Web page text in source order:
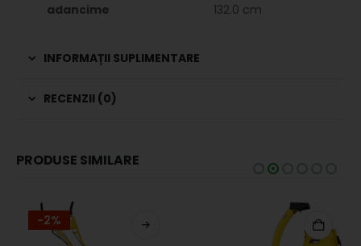
adancime 132.0 cm
INFORMAȚII SUPLIMENTARE
RECENZII (0)
PRODUSE SIMILARE
-2%